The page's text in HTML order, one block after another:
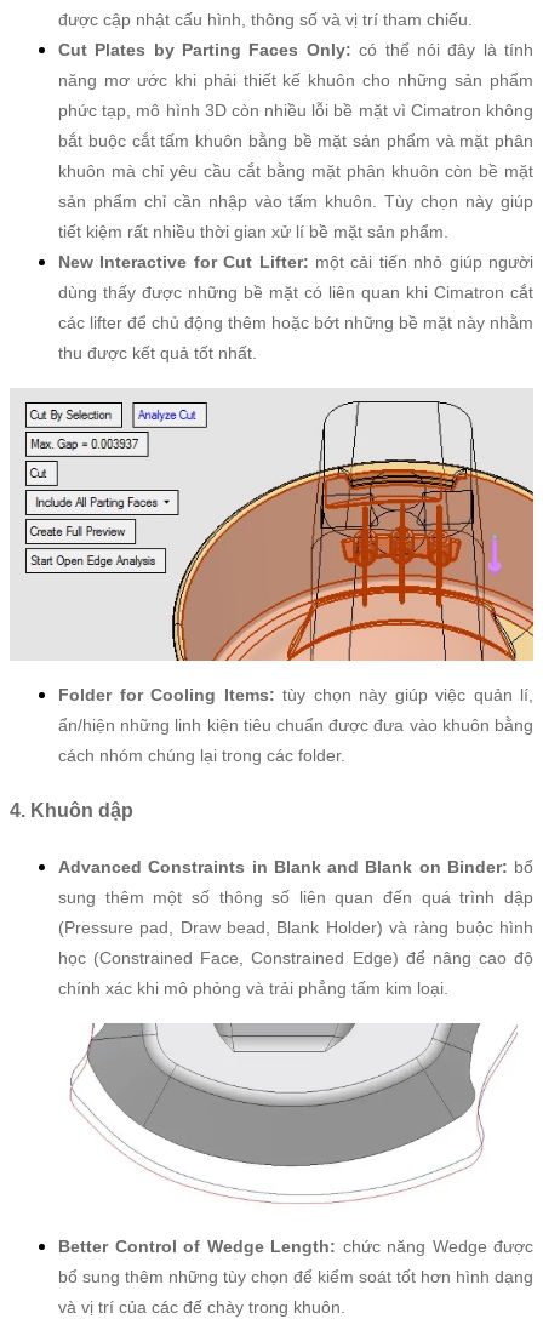
được cập nhật cấu hình, thông số và vị trí tham chiếu.
Cut Plates by Parting Faces Only: có thể nói đây là tính
năng mơ ước khi phải thiết kế khuôn cho những sản phẩm
phức tạp, mô hình 3D còn nhiều lỗi bề mặt vì Cimatron không
bắt buộc cắt tấm khuôn bằng bề mặt sản phẩm và mặt phân
khuôn mà chỉ yêu cầu cắt bằng mặt phân khuôn còn bề mặt
sản phẩm chỉ cần nhập vào tấm khuôn. Tùy chọn này giúp
tiết kiệm rất nhiều thời gian xử lí bề mặt sản phẩm.
New Interactive for Cut Lifter: một cải tiến nhỏ giúp người
dùng thấy được những bề mặt có liên quan khi Cimatron cắt
các lifter để chủ động thêm hoặc bớt những bề mặt này nhằm
thu được kết quả tốt nhất.
Folder for Cooling Items: tùy chọn này giúp việc quản lí,
ẩn/hiện những linh kiện tiêu chuẩn được đưa vào khuôn bằng
cách nhóm chúng lại trong các folder.
4. Khuôn dập
Advanced Constraints in Blank and Blank on Binder: bổ
sung thêm một số thông số liên quan đến quá trình dập
(Pressure pad, Draw bead, Blank Holder) và ràng buộc hình
học (Constrained Face, Constrained Edge) để nâng cao độ
chính xác khi mô phỏng và trải phẳng tấm kim loại.
Better Control of Wedge Length: chức năng Wedge được
bổ sung thêm những tùy chọn để kiểm soát tốt hơn hình dạng
và vị trí của các đế chày trong khuôn.